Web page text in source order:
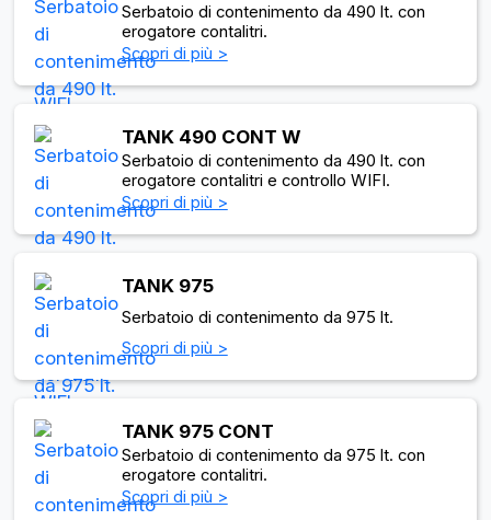
Serbatoio di contenimento da 490 lt. con
erogatore contalitri.
Scopri di più >
TANK 490 CONT W
Serbatoio di contenimento da 490 lt. con
erogatore contalitri e controllo WIFI.
Scopri di più >
TANK 975
Serbatoio di contenimento da 975 lt.
Scopri di più >
TANK 975 CONT
Serbatoio di contenimento da 975 lt. con
erogatore contalitri.
Scopri di più >